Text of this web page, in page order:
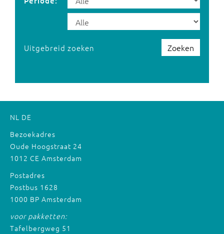
Zoeken
Uitgebreid zoeken
NL DE
Bezoekadres
Oude Hoogstraat 24
1012 CE Amsterdam
Postadres
Postbus 1628
1000 BP Amsterdam
voor pakketten:
Tafelbergweg 51